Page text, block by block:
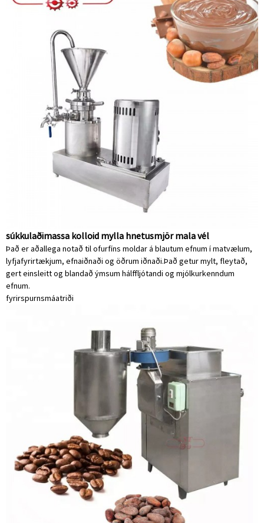
súkkulaðimassa kolloid mylla hnetusmjör mala vél
Það er aðallega notað til ofurfíns moldar á blautum efnum í matvælum,
lyfjafyrirtækjum, efnaiðnaði og öðrum iðnaði.Það getur mylt, fleytað,
gert einsleitt og blandað ýmsum hálffljótandi og mjólkurkenndum
efnum.
fyrirspurnsmáatriði